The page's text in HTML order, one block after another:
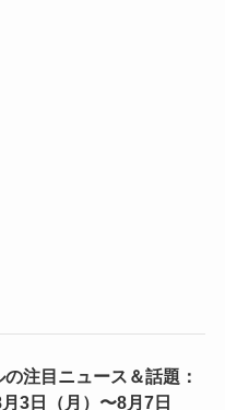
の注目ニュース＆話題：
3日（月）〜8月7日